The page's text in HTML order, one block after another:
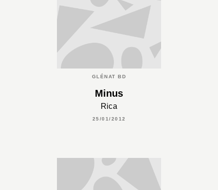
GLÉNAT BD
Minus
Rica
25/01/2012